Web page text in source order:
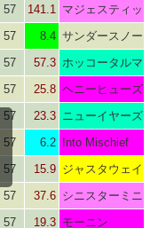
57 141.1 マジェスティック
57 8.4 サンダースノー
57 57.3 ホッコータルマエ
57 25.8 ヘニーヒューズ
57 23.3 ニューイヤーズデ
57 6.2
Into Mischief
57 15.9 ジャスタウェイ
57 37.6 シニスターミニス
57 19.3 モーニン